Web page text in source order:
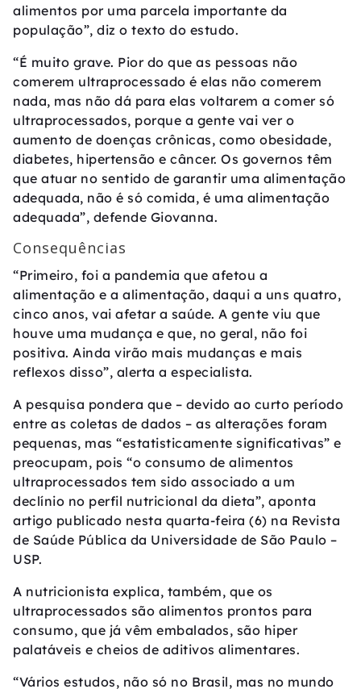
alimentos por uma parcela importante da
população”, diz o texto do estudo.
“É muito grave. Pior do que as pessoas não
comerem ultraprocessado é elas não comerem
nada, mas não dá para elas voltarem a comer só
ultraprocessados, porque a gente vai ver o
aumento de doenças crônicas, como obesidade,
diabetes, hipertensão e câncer. Os governos têm
que atuar no sentido de garantir uma alimentação
adequada, não é só comida, é uma alimentação
adequada”, defende Giovanna.
Consequências
“Primeiro, foi a pandemia que afetou a
alimentação e a alimentação, daqui a uns quatro,
cinco anos, vai afetar a saúde. A gente viu que
houve uma mudança e que, no geral, não foi
positiva. Ainda virão mais mudanças e mais
reflexos disso”, alerta a especialista.
A pesquisa pondera que – devido ao curto período
entre as coletas de dados – as alterações foram
pequenas, mas “estatisticamente significativas” e
preocupam, pois “o consumo de alimentos
ultraprocessados tem sido associado a um
declínio no perfil nutricional da dieta”, aponta
artigo publicado nesta quarta-feira (6) na Revista
de Saúde Pública da Universidade de São Paulo –
USP.
A nutricionista explica, também, que os
ultraprocessados são alimentos prontos para
consumo, que já vêm embalados, são hiper
palatáveis e cheios de aditivos alimentares.
“Vários estudos, não só no Brasil, mas no mundo